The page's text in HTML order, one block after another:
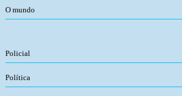
O mundo
Policial
Política